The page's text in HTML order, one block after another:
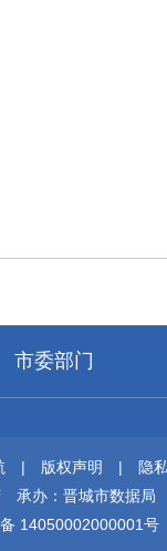
市委部门
| 版权声明 |
隐
承办：晋城市数据局
14050002000001号